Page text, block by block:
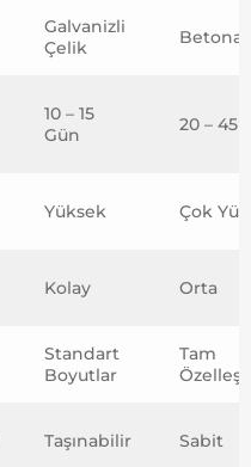
Galvanizli
Çelik
10 – 15
Gün
20 – 45
Yüksek Çok
Kolay Orta
Standart
Boyutlar
Tam
Taşınabilir Sabit